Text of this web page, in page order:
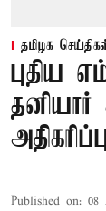
தமிழக
புதிய
தனியார்
Published on: 08